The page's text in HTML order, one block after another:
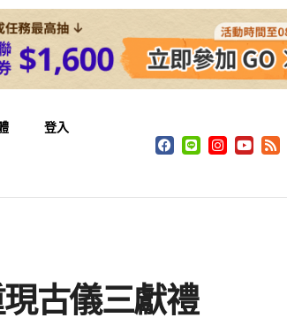
登入
古儀三獻禮